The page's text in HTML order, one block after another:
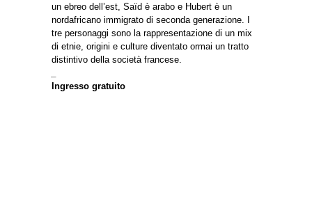
un ebreo dell’est, Saïd è arabo e Hubert è un
nordafricano immigrato di seconda generazione. I
tre personaggi sono la rappresentazione di un mix
di etnie, origini e culture diventato ormai un tratto
distintivo della società francese.
Ingresso gratuito